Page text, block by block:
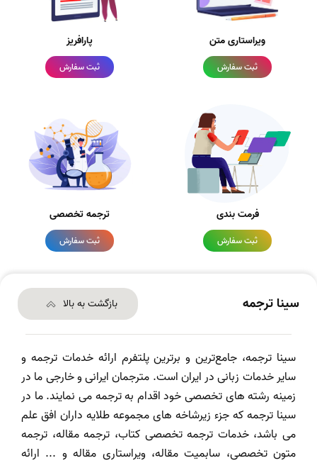
ویراستاری متن
ثبت سفارش
پارافریز
ثبت سفارش
فرمت بندی
ثبت سفارش
ترجمه تخصصی
ثبت سفارش
سینا ترجمه بازگشت به بالا
سینا ترجمه، جامع‌ترین و برترین پلتفرم ارائه خدمات ترجمه و
سایر خدمات زبانی در ایران است. مترجمان ایرانی و خارجی ما در
زمینه رشته های تخصصی خود اقدام به ترجمه می نمایند. ما در
سینا ترجمه که جزء زیرشاخه های مجموعه طلایه داران افق علم
می باشد، خدمات ترجمه تخصصی کتاب، ترجمه مقاله، ترجمه
متون تخصصی، سابمیت مقاله، ویراستاری مقاله و ... ارائه